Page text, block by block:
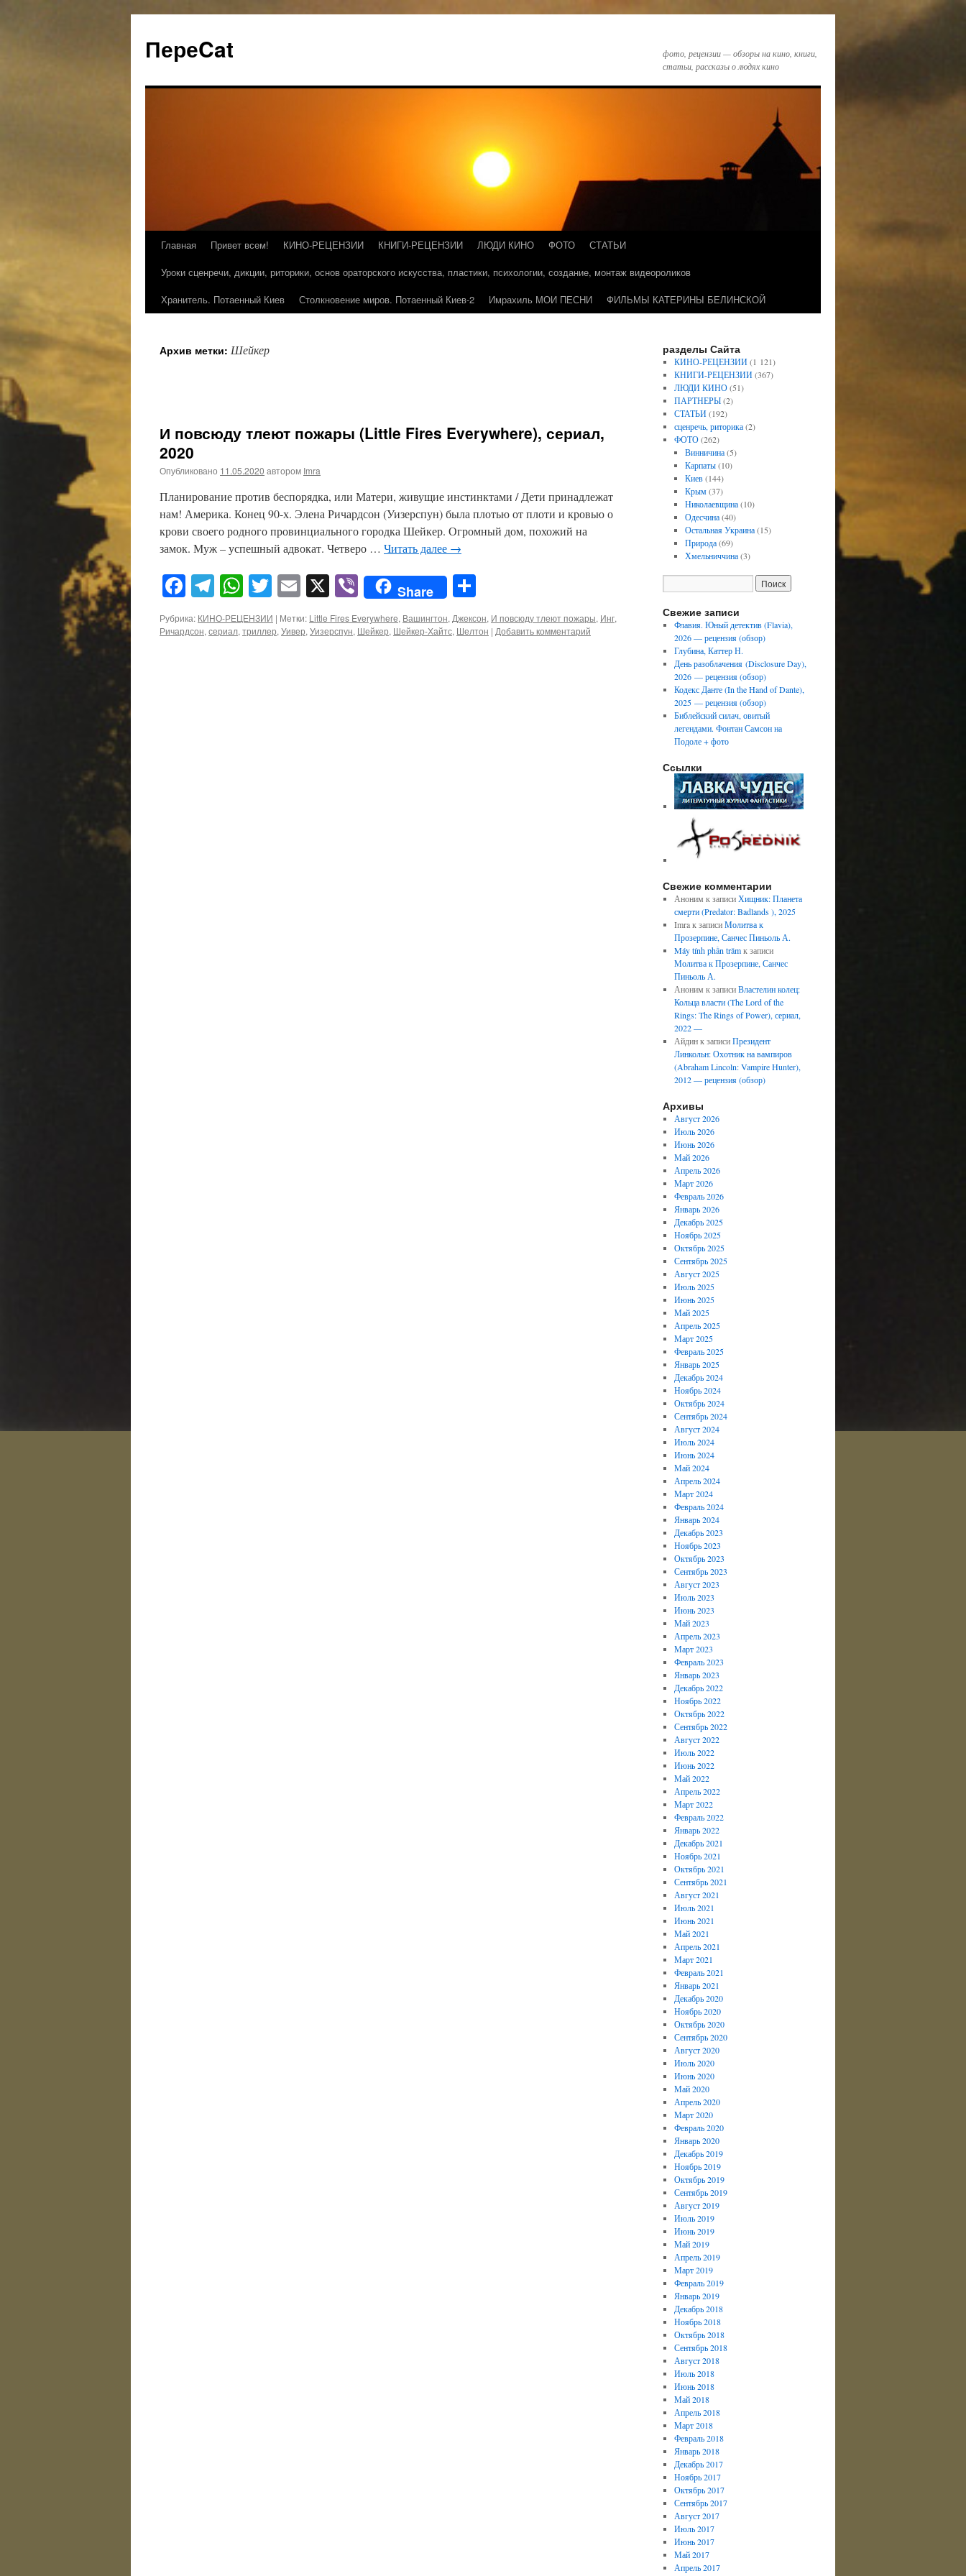
ПереCat
фото, рецензии — обзоры на кино, книги,
статьи, рассказы о людях кино
Главная Привет всем! КИНО-РЕЦЕНЗИИ КНИГИ-РЕЦЕНЗИИ ЛЮДИ КИНО ФОТО
СТАТЬИ
Уроки сценречи, дикции, риторики, основ ораторского искусства, пластики, психологии, создание, монтаж видеороликов
Хранитель. Потаенный Киев
Столкновение миров. Потаенный Киев-2 Имрахиль МОИ ПЕСНИ ФИЛЬМЫ КАТЕРИНЫ БЕЛИНСКОЙ
Архив метки: Шейкер
И повсюду тлеют пожары (Little Fires Everywhere), сериал,
2020
Опубликовано 11.05.2020 автором Imra
Планирование против беспорядка, или Матери, живущие инстинктами / Дети принадлежат
нам! Америка. Конец 90-х. Элена Ричардсон (Уизерспун) была плотью от плоти и кровью о
крови своего родного провинциального городка Шейкер. Огромный дом, похожий на
замок. Муж – успешный адвокат. Четверо … Читать далее →
Facebook
Telegram
WhatsApp
Twitter
Email
X ViberShare
Рубрика: КИНО-РЕЦЕНЗИИ | Метки: Little Fires Everywhere, Вашингтон,Джексон, И повсюду тлеют пожары, Инг,
Ричардсон,сериал,триллер,Уивер,Уизерспун, Шейкер, Шейкер-Хайтс, Шелтон | Добавить комментарий
разделы Сайта
КИНО-РЕЦЕНЗИИ(1 121)
КНИГИ-РЕЦЕНЗИИ(367)
ЛЮДИ КИНО(51)
ПАРТНЕРЫ(2)
СТАТЬИ(192)
сценречь, риторика(2)
ФОТО(262)
Винничина(5)
Карпаты(10)
Киев(144)
Крым(37)
Николаевщина(10)
Одесчина(40)
Остальная Украина(15)
Природа(69)
Хмельниччина(3)
Свежие записи
Флавия. Юный детектив (Flavia),
2026 — рецензия (обзор)
Глубина, Каттер Н.
День разоблачения (Disclosure Day),
2026 — рецензия (обзор)
Кодекс Данте (In the Hand of Dante),
2025 — рецензия (обзор)
Библейский силач, овитый
легендами. Фонтан Самсон на
Подоле + фото
Ссылки
Свежие комментарии
Аноним к записиХищник: Планета
смерти (Predator: Badlands ), 2025
Imraк записиМолитва к
Прозерпине, Санчес Пиньоль А.
Máy tính phần trămк записи
Молитва к Прозерпине, Санчес
Пиньоль А.
Аноним к записиВластелин колец:
Кольца власти (The Lord of the
Rings: The Rings of Power), сериал,
2022 —
Айдинк записиПрезидент
Линкольн: Охотник на вампиров
(Abraham Lincoln: Vampire Hunter),
2012 — рецензия (обзор)
Архивы
Август 2026
Июль 2026
Июнь 2026
Май 2026
Апрель 2026
Март 2026
Февраль 2026
Январь 2026
Декабрь 2025
Ноябрь 2025
Октябрь 2025
Сентябрь 2025
Август 2025
Июль 2025
Июнь 2025
Май 2025
Апрель 2025
Март 2025
Февраль 2025
Январь 2025
Декабрь 2024
Ноябрь 2024
Октябрь 2024
Сентябрь 2024
Август 2024
Июль 2024
Июнь 2024
Май 2024
Апрель 2024
Март 2024
Февраль 2024
Январь 2024
Декабрь 2023
Ноябрь 2023
Октябрь 2023
Сентябрь 2023
Август 2023
Июль 2023
Июнь 2023
Май 2023
Апрель 2023
Март 2023
Февраль 2023
Январь 2023
Декабрь 2022
Ноябрь 2022
Октябрь 2022
Сентябрь 2022
Август 2022
Июль 2022
Июнь 2022
Май 2022
Апрель 2022
Март 2022
Февраль 2022
Январь 2022
Декабрь 2021
Ноябрь 2021
Октябрь 2021
Сентябрь 2021
Август 2021
Июль 2021
Июнь 2021
Май 2021
Апрель 2021
Март 2021
Февраль 2021
Январь 2021
Декабрь 2020
Ноябрь 2020
Октябрь 2020
Сентябрь 2020
Август 2020
Июль 2020
Июнь 2020
Май 2020
Апрель 2020
Март 2020
Февраль 2020
Январь 2020
Декабрь 2019
Ноябрь 2019
Октябрь 2019
Сентябрь 2019
Август 2019
Июль 2019
Июнь 2019
Май 2019
Апрель 2019
Март 2019
Февраль 2019
Январь 2019
Декабрь 2018
Ноябрь 2018
Октябрь 2018
Сентябрь 2018
Август 2018
Июль 2018
Июнь 2018
Май 2018
Апрель 2018
Март 2018
Февраль 2018
Январь 2018
Декабрь 2017
Ноябрь 2017
Октябрь 2017
Сентябрь 2017
Август 2017
Июль 2017
Июнь 2017
Май 2017
Апрель 2017